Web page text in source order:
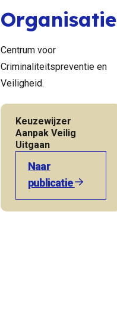
Organisatie
Centrum voor
Criminaliteitspreventie en
Veiligheid.
Keuzewijzer
Aanpak Veilig
Uitgaan
Naar
publicatie